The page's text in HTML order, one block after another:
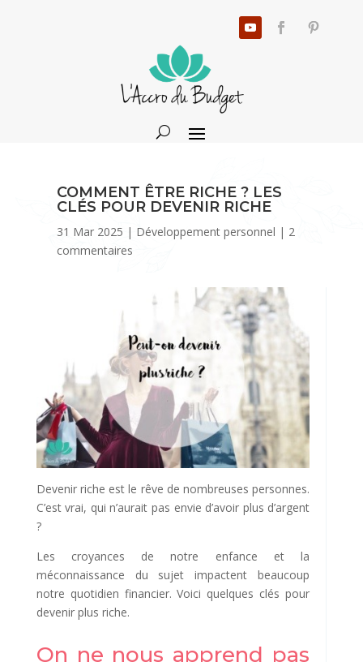
COMMENT ÊTRE RICHE ? LES
CLÉS POUR DEVENIR RICHE
31 Mar 2025 | Développement personnel | 2
commentaires
Devenir riche est le rêve de nombreuses personnes.
C’est vrai, qui n’aurait pas envie d’avoir plus d’argent
?
Les croyances de notre enfance et la
méconnaissance du sujet impactent beaucoup
notre quotidien financier. Voici quelques clés pour
devenir plus riche.
On ne nous apprend pas